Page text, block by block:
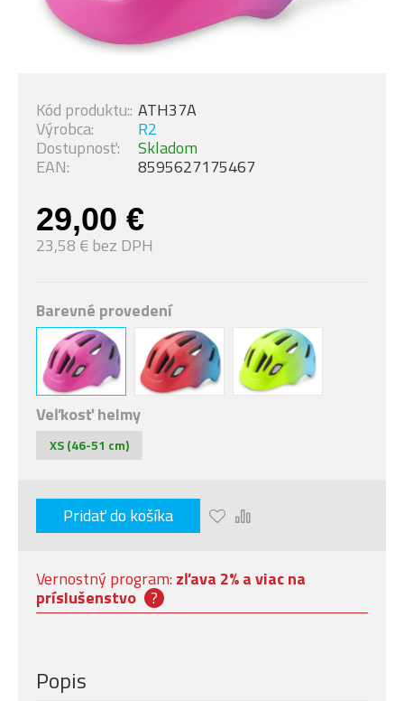
29,00 €
23,58 € bez DPH
Dostupnosť: Skladom
Výrobca: R2
Kód produktu:: ATH37A
EAN: 8595627175467
Barevné provedení
Veľkosť helmy
XS (46-51 cm)
Pridať do košíka
Vernostný program: zľava 2% a viac na
príslušenstvo ?
Popis